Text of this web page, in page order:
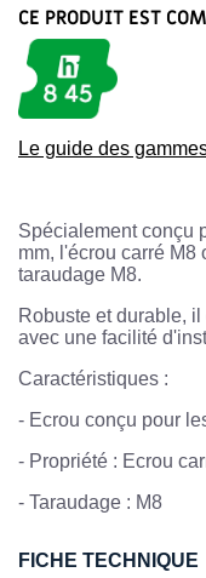
CE PRODUIT EST
Le guide des
Spécialement conçu
mm, l'écrou carré M8
taraudage M8.
Robuste et durable,
avec une facilité
Caractéristiques :
- Ecrou conçu pour
- Propriété : Ecrou
- Taraudage : M8
FICHE TECHNIQUE